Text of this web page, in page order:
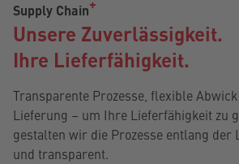
Supply Chain
Unsere Zuverlässigkeit.
Ihre Lieferfähigkeit.
Transparente Prozesse, flexible
Lieferung – um Ihre Lieferfähigkeit zu
gestalten wir die Prozesse entlang der
und transparent.